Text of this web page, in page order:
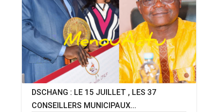
DSCHANG : LE 15 JUILLET , LES 37
CONSEILLERS MUNICIPAUX...